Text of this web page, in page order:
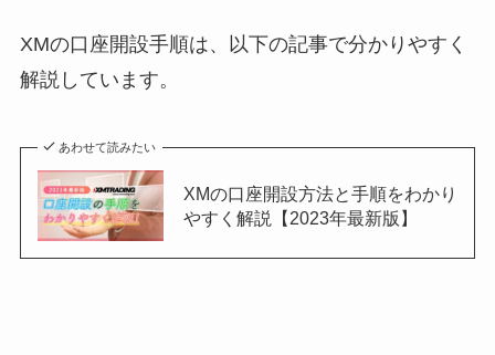
XMの口座開設手順は、以下の記事で分かりやすく
解説しています。
あわせて読みたい
XMの口座開設方法と手順をわかり
やすく解説【2023年最新版】